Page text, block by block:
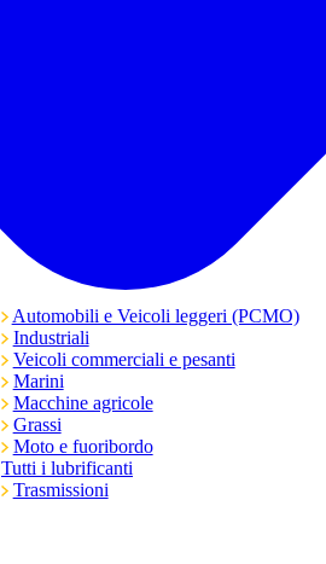
Automobili e Veicoli leggeri (PCMO)
Industriali
Veicoli commerciali e pesanti
Marini
Macchine agricole
Grassi
Moto e fuoribordo
Tutti i lubrificanti
Trasmissioni